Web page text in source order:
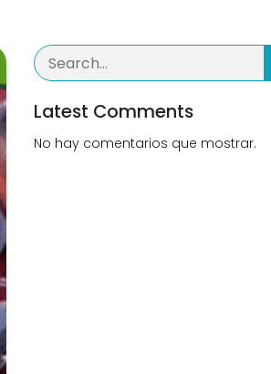
Latest Comments
No hay comentarios que mostrar.